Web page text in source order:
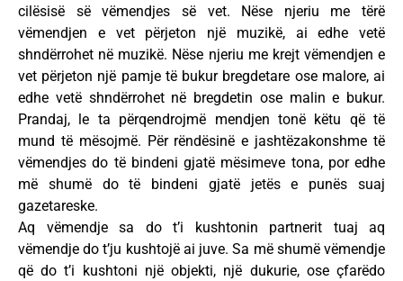
cilësisë së vëmendjes së vet. Nëse njeriu me tërë
vëmendjen e vet përjeton një muzikë, ai edhe vetë
shndërrohet në muzikë. Nëse njeriu me krejt vëmendjen e
vet përjeton një pamje të bukur bregdetare ose malore, ai
edhe vetë shndërrohet në bregdetin ose malin e bukur.
Prandaj, le ta përqendrojmë mendjen tonë këtu që të
mund të mësojmë. Për rëndësinë e jashtëzakonshme të
vëmendjes do të bindeni gjatë mësimeve tona, por edhe
më shumë do të bindeni gjatë jetës e punës suaj
gazetareske.
Aq vëmendje sa do t’i kushtonin partnerit tuaj aq
vëmendje do t’ju kushtojë ai juve. Sa më shumë vëmendje
që do t’i kushtoni një objekti, një dukurie, ose çfarëdo